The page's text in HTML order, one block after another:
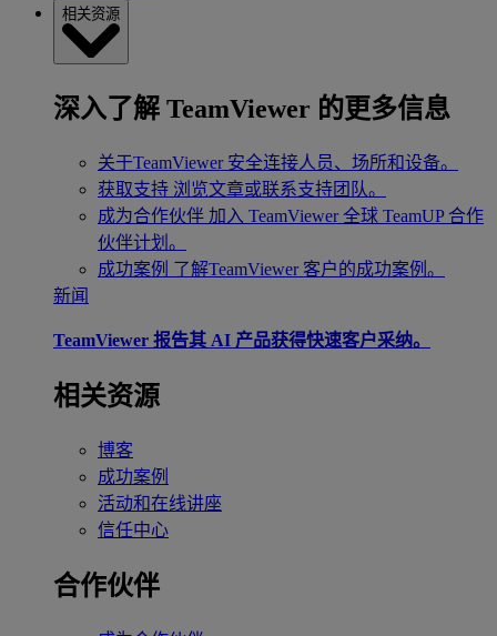
相关资源
深入了解 TeamViewer 的更多信息
关于TeamViewer 安全连接人员、场所和设备。
获取支持 浏览文章或联系支持团队。
成为合作伙伴 加入 TeamViewer 全球 TeamUP 合作
伙伴计划。
成功案例 了解TeamViewer 客户的成功案例。
新闻
TeamViewer 报告其 AI 产品获得快速客户采纳。
相关资源
博客
成功案例
活动和在线讲座
信任中心
合作伙伴